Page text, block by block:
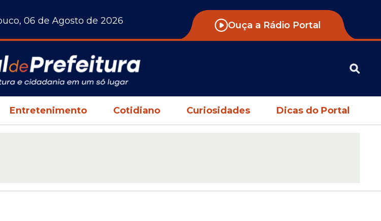
06 de Agosto de 2026 Ouça a Rádio Portal
Entretenimento Cotidiano Curiosidades Dicas do Portal